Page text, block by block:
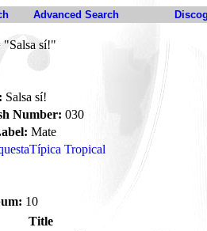
Advanced Search
"Salsa sí!"
Salsa sí!
Number: 030
Mate
Tropical
10
Title